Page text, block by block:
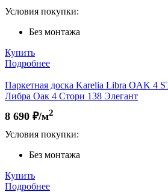
Условия покупки:
Без монтажа
Купить
Подробнее
Паркетная доска Karelia Libra OAK 4
Либра Оак 4 Стори 138 Элегант
8 690 ₽/м2
Условия покупки:
Без монтажа
Купить
Подробнее